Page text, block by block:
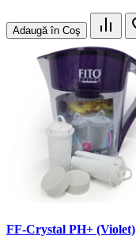
Adaugă în Coş
FF-Crystal PH+ (Violet)